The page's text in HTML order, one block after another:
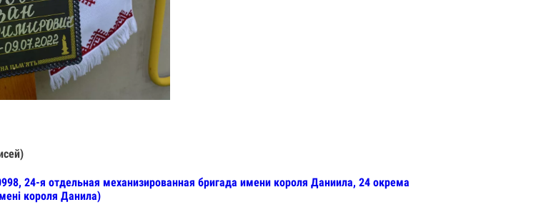
24-я отдельная механизированная бригада имени короля Даниила, 24 окрема
короля Данила)